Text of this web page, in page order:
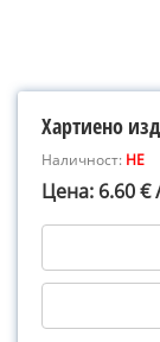
Хартиено
Наличност: НЕ
Цена: 6.60 €